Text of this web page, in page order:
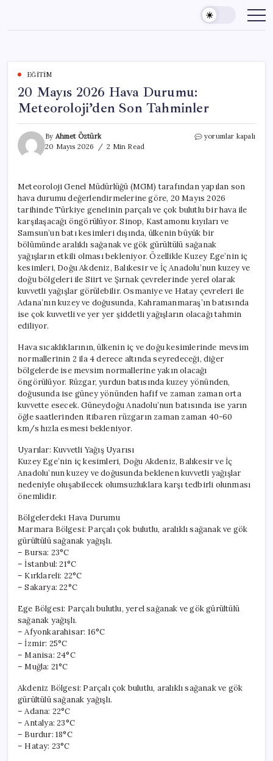
content
EĞITIM
20 Mayıs 2026 Hava Durumu:
Meteoroloji’den Son Tahminler
By Ahmet Öztürk
20 Mayıs 2026
2 Min Read
20
Meteoroloji’den
Son
Tahminler
için
yorumlar kapalı
Meteoroloji Genel Müdürlüğü (MGM) tarafından yapılan son
hava durumu değerlendirmelerine göre, 20 Mayıs 2026
tarihinde Türkiye genelinin parçalı ve çok bulutlu bir hava ile
karşılaşacağı öngörülüyor. Sinop, Kastamonu kıyıları ve
Samsun’un batı kesimleri dışında, ülkenin büyük bir
bölümünde aralıklı sağanak ve gök gürültülü sağanak
yağışların etkili olması bekleniyor. Özellikle Kuzey Ege’nin iç
kesimleri, Doğu Akdeniz, Balıkesir ve İç Anadolu’nun kuzey ve
doğu bölgeleri ile Siirt ve Şırnak çevrelerinde yerel olarak
kuvvetli yağışlar görülebilir. Osmaniye ve Hatay çevreleri ile
Adana’nın kuzey ve doğusunda, Kahramanmaraş’ın batısında
ise çok kuvvetli ve yer yer şiddetli yağışların olacağı tahmin
ediliyor.
Hava sıcaklıklarının, ülkenin iç ve doğu kesimlerinde mevsim
normallerinin 2 ila 4 derece altında seyredeceği, diğer
bölgelerde ise mevsim normallerine yakın olacağı
öngörülüyor. Rüzgar, yurdun batısında kuzey yönünden,
doğusunda ise güney yönünden hafif ve zaman zaman orta
kuvvette esecek. Güneydoğu Anadolu’nun batısında ise yarın
öğle saatlerinden itibaren rüzgarın zaman zaman 40-60
km/s hızla esmesi bekleniyor.
Uyarılar: Kuvvetli Yağış Uyarısı
Kuzey Ege’nin iç kesimleri, Doğu Akdeniz, Balıkesir ve İç
Anadolu’nun kuzey ve doğusunda beklenen kuvvetli yağışlar
nedeniyle oluşabilecek olumsuzluklara karşı tedbirli olunması
önemlidir.
Bölgelerdeki Hava Durumu
Marmara Bölgesi: Parçalı çok bulutlu, aralıklı sağanak ve gök
gürültülü sağanak yağışlı.
– Bursa: 23°C
– İstanbul: 21°C
– Kırklareli: 22°C
– Sakarya: 22°C
Ege Bölgesi: Parçalı bulutlu, yerel sağanak ve gök gürültülü
sağanak yağışlı.
– Afyonkarahisar: 16°C
– İzmir: 25°C
– Manisa: 24°C
– Muğla: 21°C
Akdeniz Bölgesi: Parçalı çok bulutlu, aralıklı sağanak ve gök
gürültülü sağanak yağışlı.
– Adana: 22°C
– Antalya: 23°C
– Burdur: 18°C
– Hatay: 23°C